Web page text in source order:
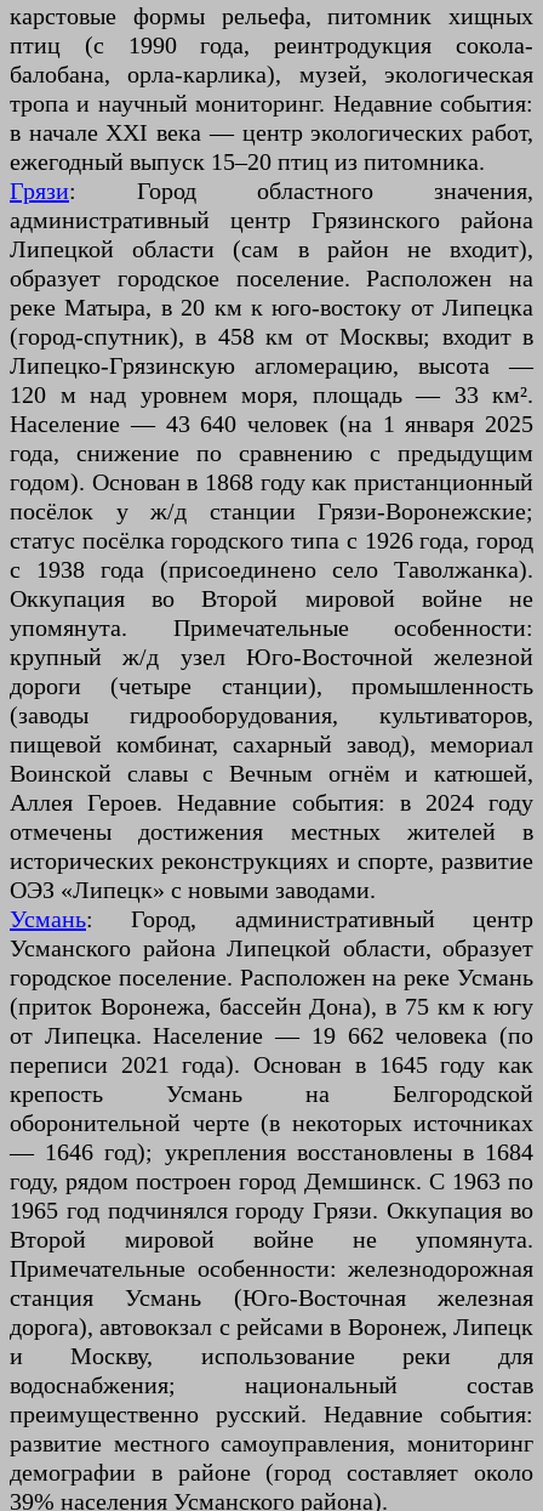
карстовые формы рельефа, питомник хищных
птиц (с 1990 года, реинтродукция сокола-
балобана, орла-карлика), музей, экологическая
тропа и научный мониторинг. Недавние события:
в начале XXI века — центр экологических работ,
ежегодный выпуск 15–20 птиц из питомника.
Грязи: Город областного значения,
административный центр Грязинского района
Липецкой области (сам в район не входит),
образует городское поселение. Расположен на
реке Матыра, в 20 км к юго-востоку от Липецка
(город-спутник), в 458 км от Москвы; входит в
Липецко-Грязинскую агломерацию, высота —
120 м над уровнем моря, площадь — 33 км².
Население — 43 640 человек (на 1 января 2025
года, снижение по сравнению с предыдущим
годом). Основан в 1868 году как пристанционный
посёлок у ж/д станции Грязи-Воронежские;
статус посёлка городского типа с 1926 года, город
с 1938 года (присоединено село Таволжанка).
Оккупация во Второй мировой войне не
упомянута. Примечательные особенности:
крупный ж/д узел Юго-Восточной железной
дороги (четыре станции), промышленность
(заводы гидрооборудования, культиваторов,
пищевой комбинат, сахарный завод), мемориал
Воинской славы с Вечным огнём и катюшей,
Аллея Героев. Недавние события: в 2024 году
отмечены достижения местных жителей в
исторических реконструкциях и спорте, развитие
ОЭЗ «Липецк» с новыми заводами.
Усмань: Город, административный центр
Усманского района Липецкой области, образует
городское поселение. Расположен на реке Усмань
(приток Воронежа, бассейн Дона), в 75 км к югу
от Липецка. Население — 19 662 человека (по
переписи 2021 года). Основан в 1645 году как
крепость Усмань на Белгородской
оборонительной черте (в некоторых источниках
— 1646 год); укрепления восстановлены в 1684
году, рядом построен город Демшинск. С 1963 по
1965 год подчинялся городу Грязи. Оккупация во
Второй мировой войне не упомянута.
Примечательные особенности: железнодорожная
станция Усмань (Юго-Восточная железная
дорога), автовокзал с рейсами в Воронеж, Липецк
и Москву, использование реки для
водоснабжения; национальный состав
преимущественно русский. Недавние события:
развитие местного самоуправления, мониторинг
демографии в районе (город составляет около
39% населения Усманского района).